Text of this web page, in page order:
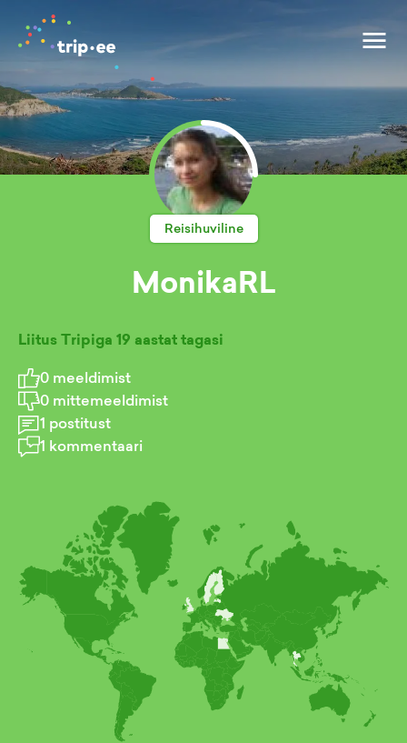
Reisihuviline
MonikaRL
Liitus Tripiga 19 aastat tagasi
0 meeldimist
0 mittemeeldimist
1 postitust
1 kommentaari